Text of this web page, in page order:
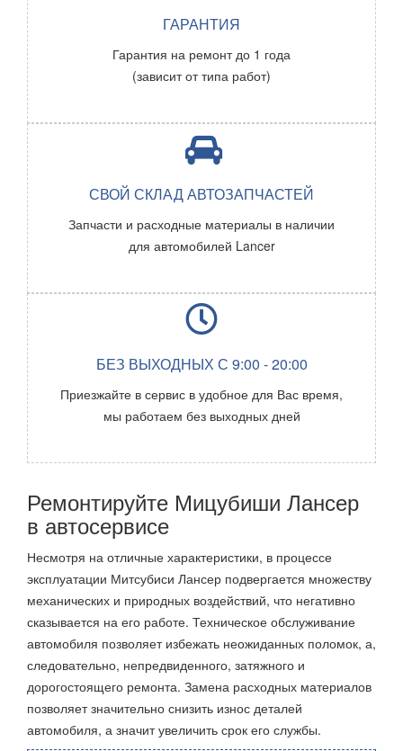
ГАРАНТИЯ
Гарантия на ремонт до 1 года
(зависит от типа работ)
СВОЙ СКЛАД АВТОЗАПЧАСТЕЙ
Запчасти и расходные материалы в наличии
для автомобилей Lancer
БЕЗ ВЫХОДНЫХ С 9:00 - 20:00
Приезжайте в сервис в удобное для Вас время,
мы работаем без выходных дней
Ремонтируйте Мицубиши Лансер
в автосервисе
Несмотря на отличные характеристики, в процессе
эксплуатации Митсубиси Лансер подвергается множеству
механических и природных воздействий, что негативно
сказывается на его работе. Техническое обслуживание
автомобиля позволяет избежать неожиданных поломок, а,
следовательно, непредвиденного, затяжного и
дорогостоящего ремонта. Замена расходных материалов
позволяет значительно снизить износ деталей
автомобиля, а значит увеличить срок его службы.